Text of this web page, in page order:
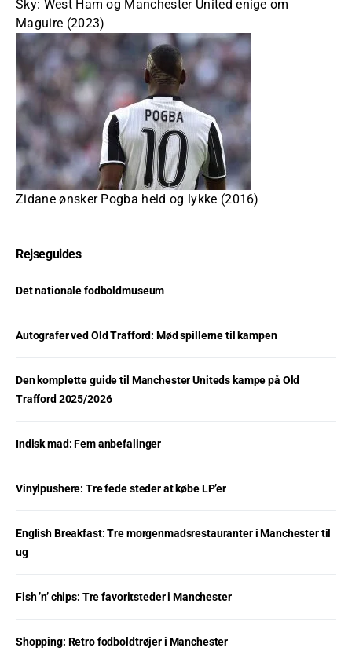
Sky: West Ham og Manchester United enige om
Maguire (2023)
Zidane ønsker Pogba held og lykke (2016)
Rejseguides
Det nationale fodboldmuseum
Autografer ved Old Trafford: Mød spillerne til kampen
Den komplette guide til Manchester Uniteds kampe på Old
Trafford 2025/2026
Indisk mad: Fem anbefalinger
Vinylpushere: Tre fede steder at købe LP’er
English Breakfast: Tre morgenmadsrestauranter i Manchester til
ug
Fish ’n’ chips: Tre favoritsteder i Manchester
Shopping: Retro fodboldtrøjer i Manchester